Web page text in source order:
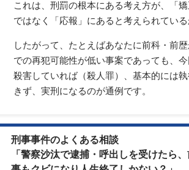
これは、刑罰の根本にある考え方が、「矯
ではなく「応報」にあると考えられている
したがって、たとえばあなたに前科・前
での再犯可能性が低い事案であっても、
殺害していれば（殺人罪）、基本的には
きず、実刑になるのが通例です。
刑事事件のよくある相談
「警察沙汰で逮捕・呼出しを受けたら